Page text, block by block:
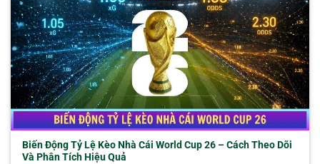
Biến Động Tỷ Lệ Kèo Nhà Cái World Cup 26 – Cách Theo Dõi
Và Phân Tích Hiệu Quả